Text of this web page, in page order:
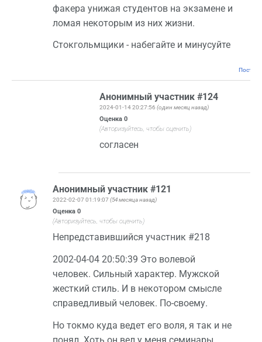
факера унижая студентов на экзамене и
ломая некоторым из них жизни.
Стокгольмщики - набегайте и минусуйте
Анонимный участник #124
2024-01-14 20:27:56(один месяц назад)
Оценка0
(Авторизуйтесь, чтобы оценить)
согласен
Анонимный участник #121
2022-02-07 01:19:07 (54 месяца назад)
Оценка 0
(Авторизуйтесь, чтобы оценить)
Непредставившийся участник #218
2002-04-04 20:50:39 Это волевой
человек. Сильный характер. Мужской
жесткий стиль. И в некотором смысле
справедливый человек. По-своему.
Но токмо куда ведет его воля, я так и не